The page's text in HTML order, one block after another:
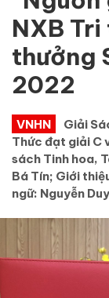
NXB
thưởng
2022
VNHN
Giải
Thức đạt giải C
sách Tinh hoa,
Bá Tín; Giới
ngữ: Nguyễn